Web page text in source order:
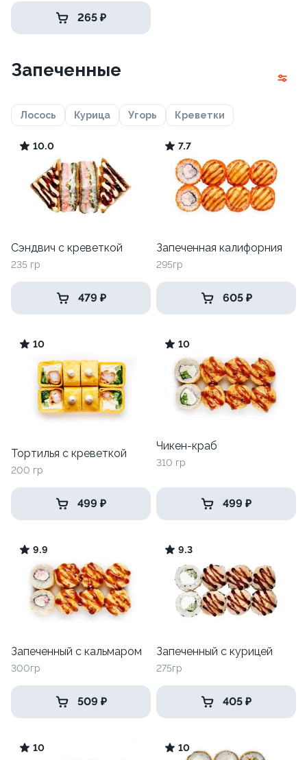
265 ₽
Запеченные
Лосось Курица Угорь Креветки
10.0
Сэндвич с креветкой
235 гр
479 ₽
7.7
Запеченная калифорния
295гр
605 ₽
10
Тортилья с креветкой
200 гр
499 ₽
10
Чикен-краб
310 гр
499 ₽
9.9
Запеченный с кальмаром
300гр
509 ₽
9.3
Запеченный с курицей
275гр
405 ₽
10 10